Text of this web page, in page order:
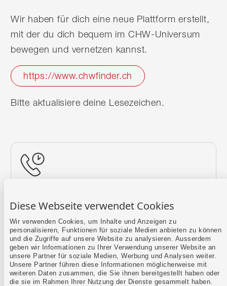
Diese Webseite verwendet Cookies
Wir verwenden Cookies, um Inhalte und Anzeigen zu
personalisieren, Funktionen für soziale Medien anbieten zu können
und die Zugriffe auf unsere Website zu analysieren. Ausserdem
geben wir Informationen zu Ihrer Verwendung unserer Website an
unsere Partner für soziale Medien, Werbung und Analysen weiter.
Unsere Partner führen diese Informationen möglicherweise mit
weiteren Daten zusammen, die Sie ihnen bereitgestellt haben oder
die sie im Rahmen Ihrer Nutzung der Dienste gesammelt haben.
Wir haben für dich eine neue Plattform erstellt,
mit der du dich bequem im CHW-Universum
bewegen und vernetzen kannst.
https://www.chwfinder.ch
Bitte aktualisiere deine Lesezeichen.
Mehr erfahren